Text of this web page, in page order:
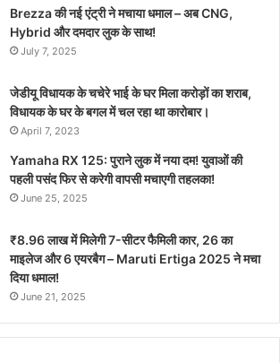
Brezza की नई एंट्री ने मचाया धमाल – अब CNG,
Hybrid और दमदार लुक के साथ!
July 7, 2025
जेडीयू विधायक के चचेरे भाई के घर मिला करोड़ों का शराब,
विधायक के घर के बगल में चल रहा था कारोबार।
April 7, 2023
Yamaha RX 125: पुराने लुक में नया दम! युवाओं की
पहली पसंद फिर से करेगी वापसी मचाएगी तहलका!
June 25, 2025
₹8.96 लाख में मिलेगी 7-सीटर फैमिली कार, 26 का
माइलेज और 6 एयरबैग – Maruti Ertiga 2025 ने मचा
दिया धमाल!
June 21, 2025